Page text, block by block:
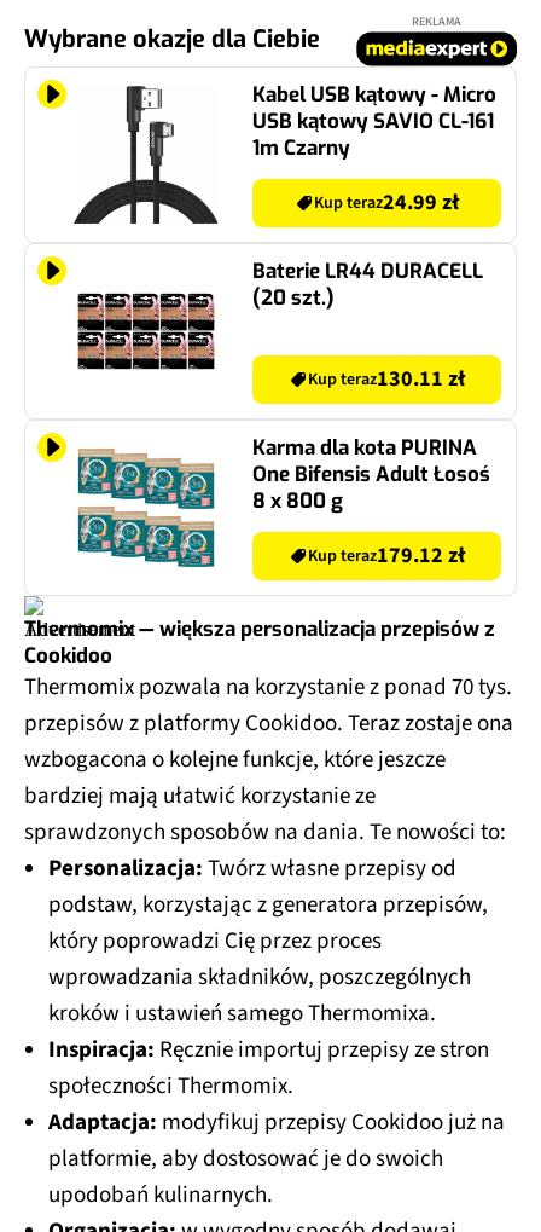
Wybrane okazje dla Ciebie
REKLAMA
Kabel USB kątowy - Micro
USB kątowy SAVIO CL-161
1m Czarny
Kup teraz24.99 zł
Baterie LR44 DURACELL
(20 szt.)
Kup teraz130.11 zł
Karma dla kota PURINA
One Bifensis Adult Łosoś
8 x 800 g
Kup teraz179.12 zł
Thermomix — większa personalizacja przepisów z
Cookidoo
Thermomix pozwala na korzystanie z ponad 70 tys.
przepisów z platformy Cookidoo. Teraz zostaje ona
wzbogacona o kolejne funkcje, które jeszcze
bardziej mają ułatwić korzystanie ze
sprawdzonych sposobów na dania. Te nowości to:
Personalizacja:Twórz własne przepisy od
podstaw, korzystając z generatora przepisów,
który poprowadzi Cię przez proces
wprowadzania składników, poszczególnych
kroków i ustawień samego Thermomixa.
Inspiracja: Ręcznie importuj przepisy ze stron
społeczności Thermomix.
Adaptacja: modyfikuj przepisy Cookidoo już na
platformie, aby dostosować je do swoich
upodobań kulinarnych.